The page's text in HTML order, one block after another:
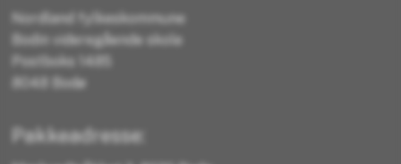
Nordland fylkeskommune
Bodin videregående skole
Postboks 1485
8048 Bodø
Pakkeadresse: